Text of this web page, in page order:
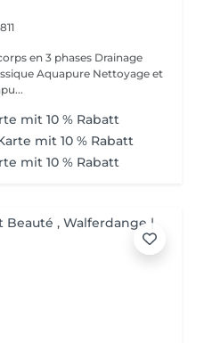
3 phases Drainage
Aquapu...
mit 10 % Rabatt
mit 10 % Rabatt
mit 10 % Rabatt